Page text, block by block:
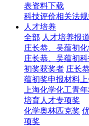
表资料下载
科技评价相关法
人才培养
全部 人才培养报道
庄长恭、吴蕴初
庄长恭、吴蕴初
初奖获奖者 庄长
蕴初奖申报材料
上海化学化工青
培育人才专项奖
化学奥林匹克奖
项奖